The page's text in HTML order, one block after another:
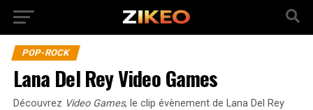
POP-ROCK
Lana Del Rey Video Games
Découvrez Video Games, le clip évènement de Lana Del Rey